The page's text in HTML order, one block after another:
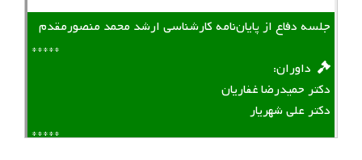
جلسه دفاع از پایان‌نامه کارشناسی ارشد محمد منصورمقدم
*****
‌ ‌ داوران:
دکتر حمیدرضا غفاریان
دکتر علی شهریار
*****